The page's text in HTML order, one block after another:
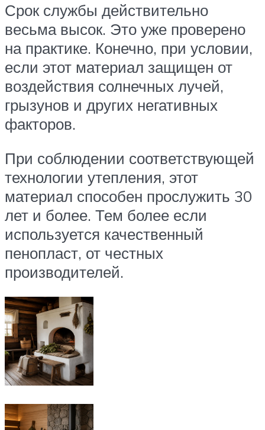
Срок службы действительно
весьма высок. Это уже проверено
на практике. Конечно, при условии,
если этот материал защищен от
воздействия солнечных лучей,
грызунов и других негативных
факторов.
При соблюдении соответствующей
технологии утепления, этот
материал способен прослужить 30
лет и более. Тем более если
используется качественный
пенопласт, от честных
производителей.